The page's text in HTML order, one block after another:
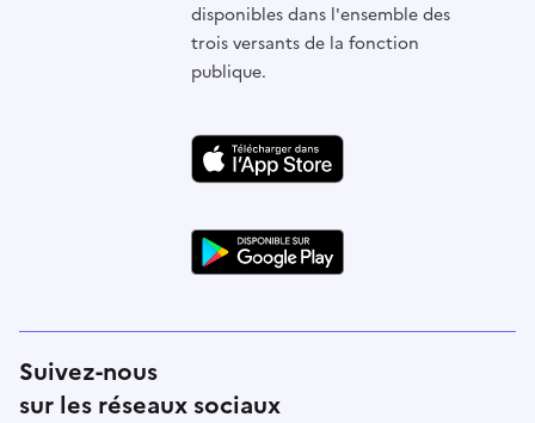
disponibles dans l'ensemble des
trois versants de la fonction
publique.
Suivez-nous
sur les réseaux sociaux